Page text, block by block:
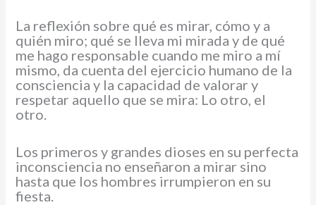
La reflexión sobre qué es mirar, cómo y a
quién miro; qué se lleva mi mirada y de qué
me hago responsable cuando me miro a mí
mismo, da cuenta del ejercicio humano de la
consciencia y la capacidad de valorar y
respetar aquello que se mira: Lo otro, el
otro.
Los primeros y grandes dioses en su perfecta
inconsciencia no enseñaron a mirar sino
hasta que los hombres irrumpieron en su
fiesta.